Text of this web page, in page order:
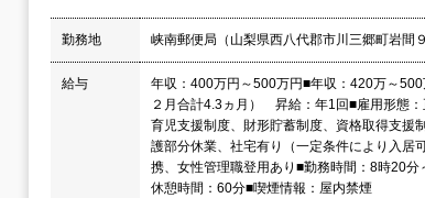
勤務地 峡南郵便局（山梨県西八代郡市川三郷町岩
給与
年収：400万円～500万円■年収：420万～
２月合計4.3ヵ月） 昇給：年1回■雇用形態
育児支援制度、財形貯蓄制度、資格取得支援
護部分休業、社宅有り（一定条件により入居
携、女性管理職登用あり■勤務時間：8時20
休憩時間：60分■喫煙情報：屋内禁煙